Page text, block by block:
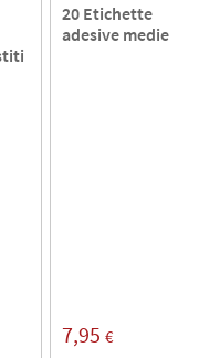
20 Etichette
adesive medie
7,95 €